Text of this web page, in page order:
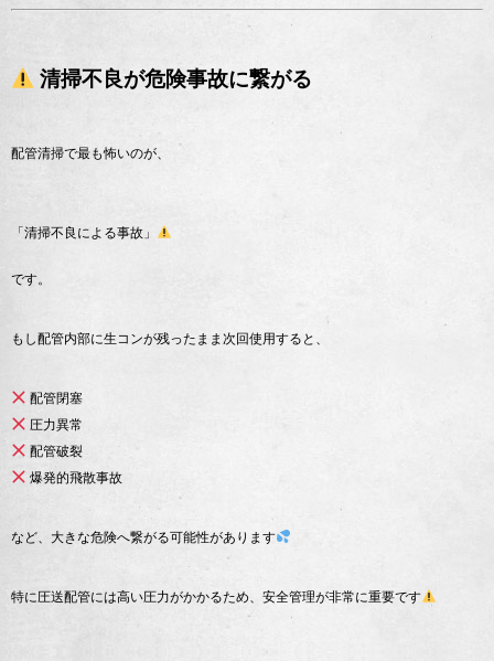
清掃不良が危険事故に繋がる
配管清掃で最も怖いのが、
「清掃不良による事故」
です。
もし配管内部に生コンが残ったまま次回使用すると、
配管閉塞
圧力異常
配管破裂
爆発的飛散事故
など、大きな危険へ繋がる可能性があります
特に圧送配管には高い圧力がかかるため、安全管理が非常に重要です